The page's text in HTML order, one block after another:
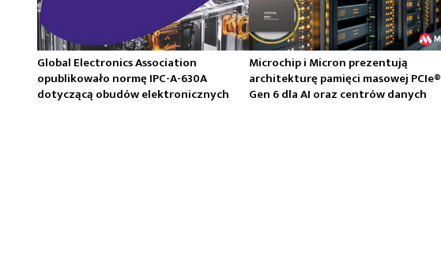
Global Electronics Association
opublikowało normę IPC-A-630A
dotyczącą obudów elektronicznych
Microchip i Micron prezentują
architekturę pamięci masowej PCIe®
Gen 6 dla AI oraz centrów danych